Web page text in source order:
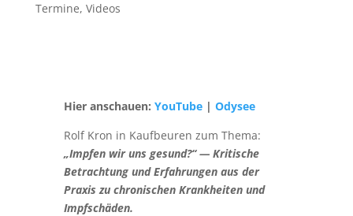
Termine, Videos
Hier anschauen: YouTube| Odysee
Rolf Kron in Kaufbeuren zum Thema:
„Impfen wir uns gesund?“ — Kritische
Betrachtung und Erfahrungen aus der
Praxis zu chronischen Krankheiten und
Impfschäden.